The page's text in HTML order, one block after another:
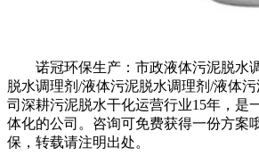
诺冠环保生产：市政液体污泥脱水
脱水调理剂/液体污泥脱水调理剂/液体
司深耕污泥脱水干化运营行业15年，是
体化的公司。咨询可免费获得一份方案
保，转载请注明出处。